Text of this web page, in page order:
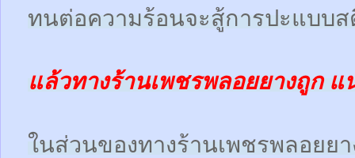
ทนต่อความร้อนจะสู้การปะแบบ
แล้วทางร้านเพชรพลอยยางถูก
ในส่วนของทางร้านเพชรพลอยย